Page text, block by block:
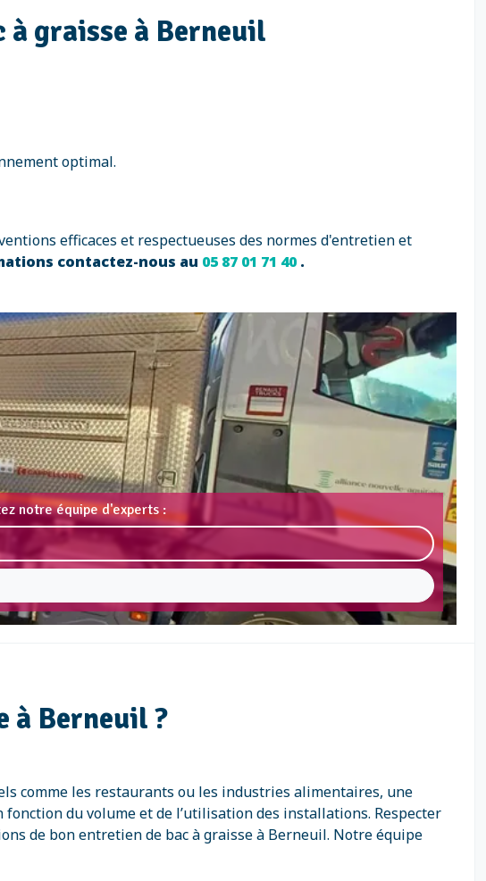
à graisse à Berneuil
optimal.
efficaces et respectueuses des normes d'entretien et
contactez-nous au 05 87 01 71 40.
notre équipe d'experts :
à Berneuil ?
comme les restaurants ou les industries alimentaires, une
du volume et de l’utilisation des installations. Respecter
de bon entretien de bac à graisse à Berneuil. Notre équipe